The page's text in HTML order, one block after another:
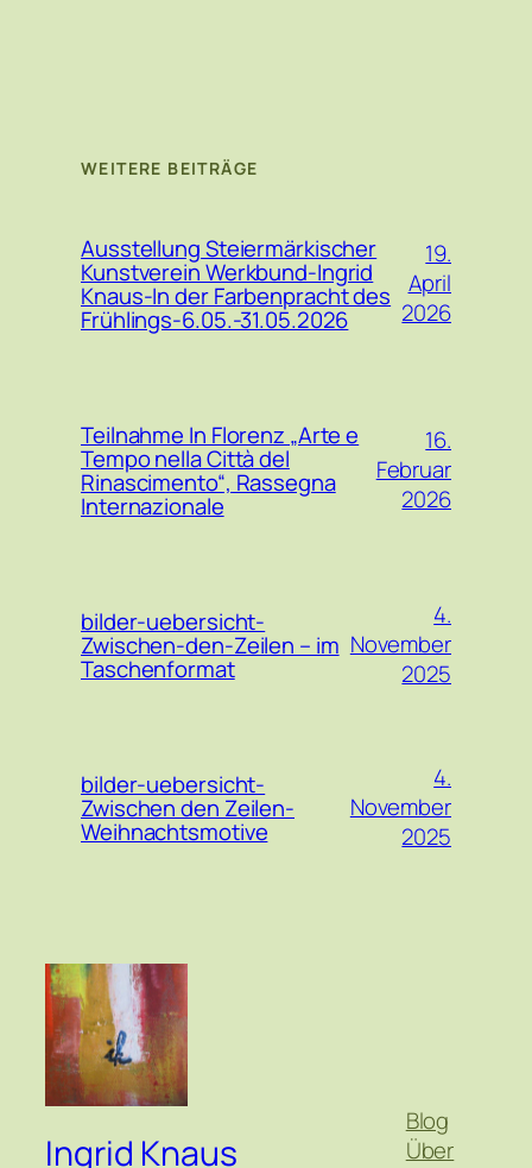
WEITERE BEITRÄGE
Ausstellung Steiermärkischer
Kunstverein Werkbund-Ingrid
Knaus-In der Farbenpracht des
Frühlings-6.05.-31.05.2026
19.
April
2026
Teilnahme In Florenz „Arte e
Tempo nella Città del
Rinascimento“, Rassegna
Internazionale
16.
Februar
2026
bilder-uebersicht-
Zwischen-den-Zeilen – im
Taschenformat
4.
November
2025
bilder-uebersicht-
Zwischen den Zeilen-
Weihnachtsmotive
4.
November
2025
Ingrid Knaus
Blog
Über